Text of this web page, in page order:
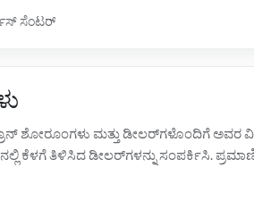
ಸೆಂಟರ್
ಶೋರೂಂಗಳು ಮತ್ತು ಡೀಲರ್‌ಗಳೊಂದಿಗೆ ಅವರ
ಕೆಳಗೆ ತಿಳಿಸಿದ ಡೀಲರ್‌ಗಳನ್ನು ಸಂಪರ್ಕಿಸಿ.